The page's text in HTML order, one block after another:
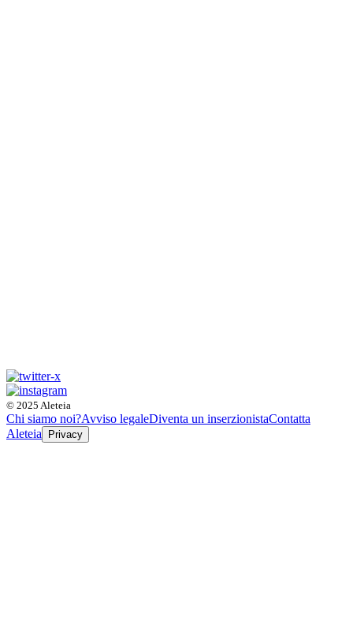
© 2025 Aleteia
Chi siamo noi?Avviso legaleDiventa un inserzionistaContatta
Aleteia
Privacy